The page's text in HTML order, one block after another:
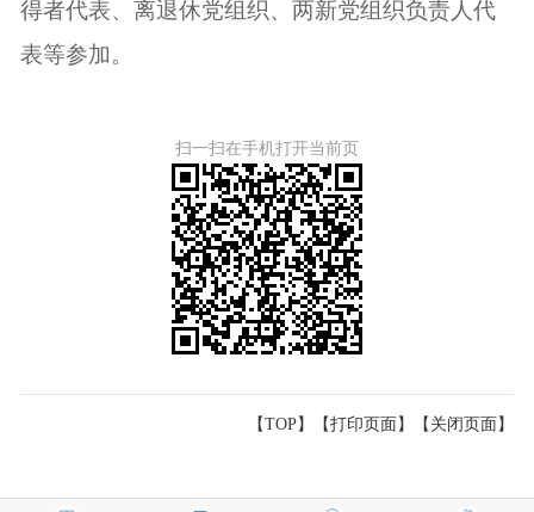
得者代表、离退休党组织、两新党组织负责人代
表等参加。
扫一扫在手机打开当前页
【TOP】 【打印页面】【 关闭页面】